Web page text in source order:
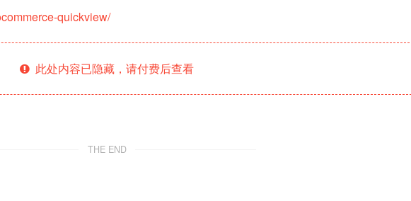
quickview/
此处内容已隐藏，请付费后查看
THE END